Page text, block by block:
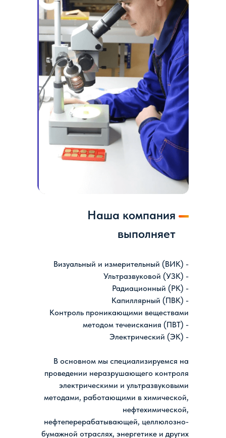
Наша компания
выполняет
Визуальный и измерительный (ВИК) -
Ультразвуковой (УЗК) -
Радиационный (РК) -
Капиллярный (ПВК) -
Контроль проникающими веществами
методом течеискания (ПВТ) -
Электрический (ЭК) -
В основном мы специализируемся на
проведении неразрушающего контроля
электрическими и ультразвуковыми
методами, работающими в химической,
нефтехимической,
нефтеперерабатывающей, целлюлозно-
бумажной отраслях, энергетике и других